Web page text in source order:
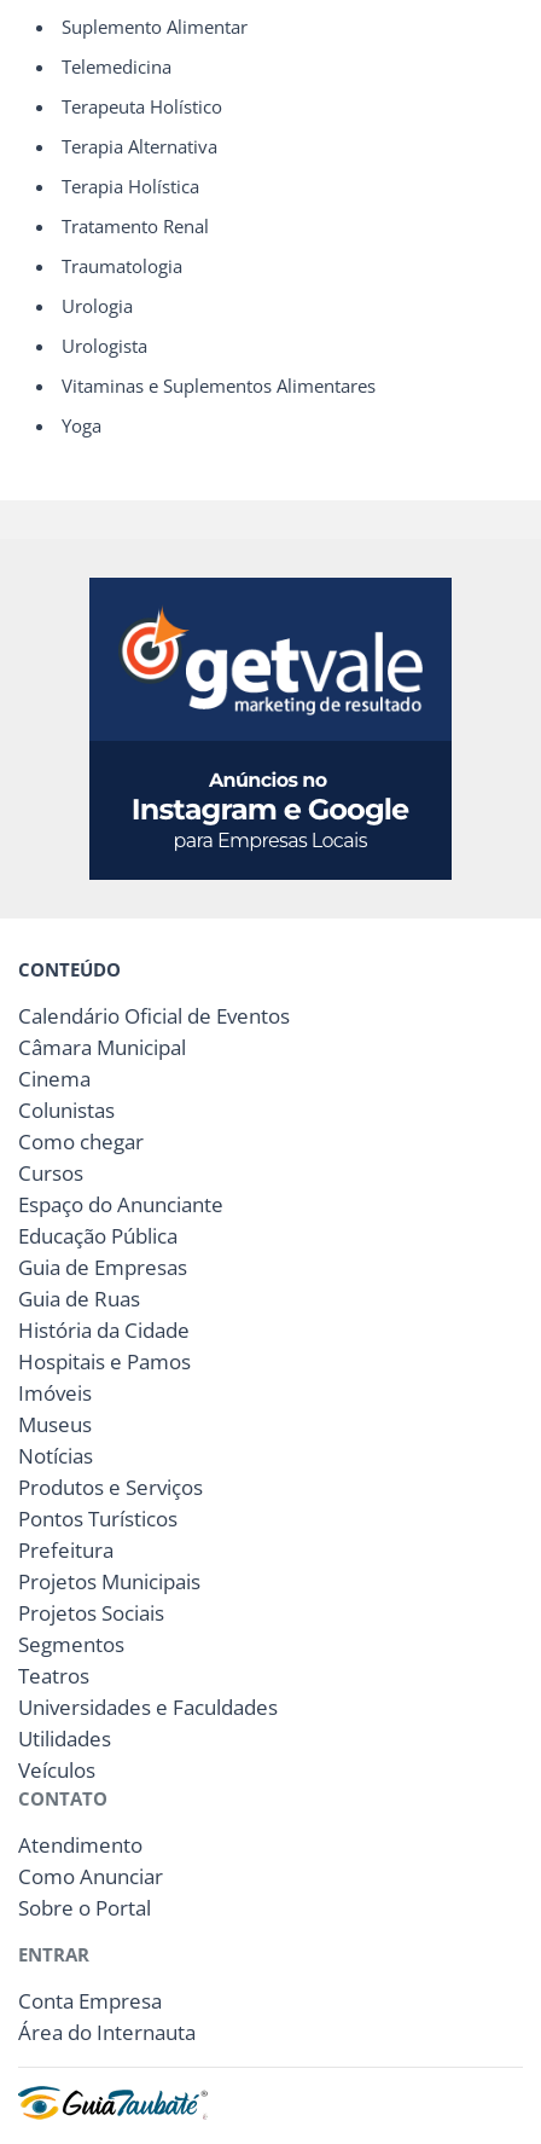
Suplemento Alimentar
Telemedicina
Terapeuta Holístico
Terapia Alternativa
Terapia Holística
Tratamento Renal
Traumatologia
Urologia
Urologista
Vitaminas e Suplementos Alimentares
Yoga
CONTEÚDO
Calendário Oficial de Eventos
Câmara Municipal
Cinema
Colunistas
Como chegar
Cursos
Espaço do Anunciante
Educação Pública
Guia de Empresas
Guia de Ruas
História da Cidade
Hospitais e Pamos
Imóveis
Museus
Notícias
Produtos e Serviços
Pontos Turísticos
Prefeitura
Projetos Municipais
Projetos Sociais
Segmentos
Teatros
Universidades e Faculdades
Utilidades
Veículos
CONTATO
Atendimento
Como Anunciar
Sobre o Portal
ENTRAR
Conta Empresa
Área do Internauta